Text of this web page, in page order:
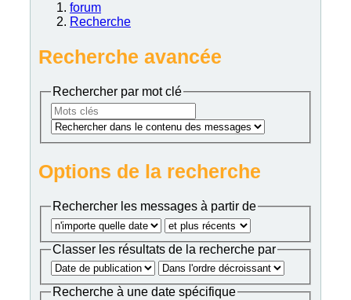
forum
Recherche
Recherche avancée
Rechercher par mot clé
Options de la recherche
Rechercher les messages à partir de
Classer les résultats de la recherche par
Recherche à une date spécifique